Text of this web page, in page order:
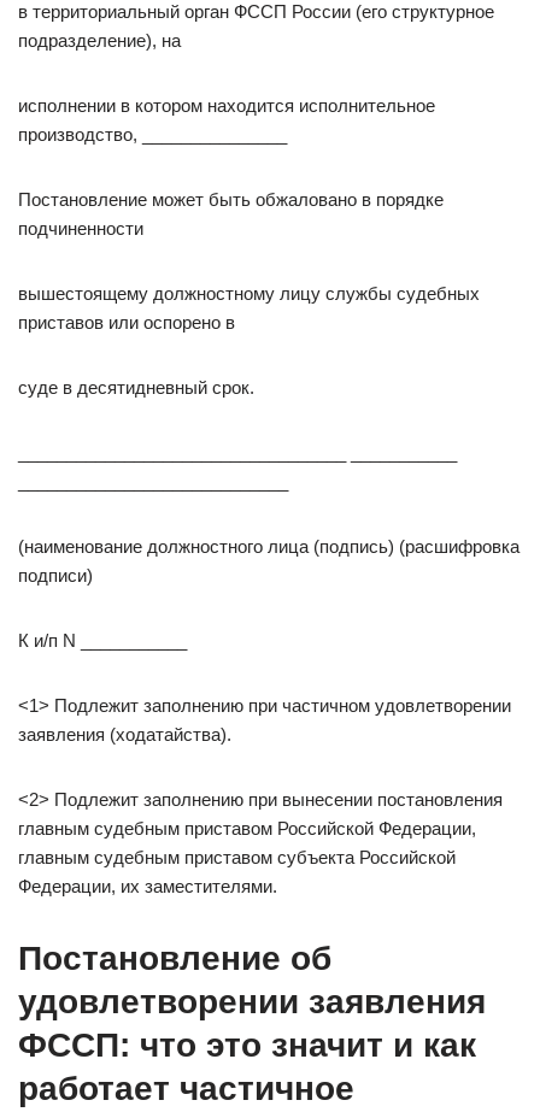
в территориальный орган ФССП России (его структурное
подразделение), на
исполнении в котором находится исполнительное
производство, _______________
Постановление может быть обжаловано в порядке
подчиненности
вышестоящему должностному лицу службы судебных
приставов или оспорено в
суде в десятидневный срок.
(наименование должностного лица (подпись) (расшифровка
подписи)
К и/п N ___________
<1> Подлежит заполнению при частичном удовлетворении
заявления (ходатайства).
<2> Подлежит заполнению при вынесении постановления
главным судебным приставом Российской Федерации,
главным судебным приставом субъекта Российской
Федерации, их заместителями.
Постановление об
удовлетворении заявления
ФССП: что это значит и как
работает частичное